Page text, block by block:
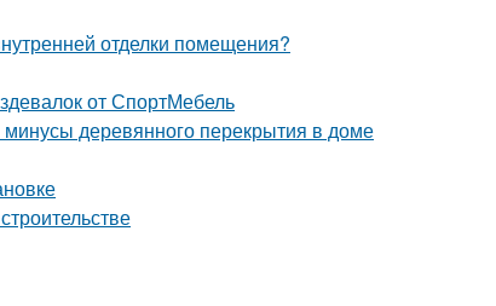
отделки помещения?
от СпортМебель
деревянного перекрытия в доме